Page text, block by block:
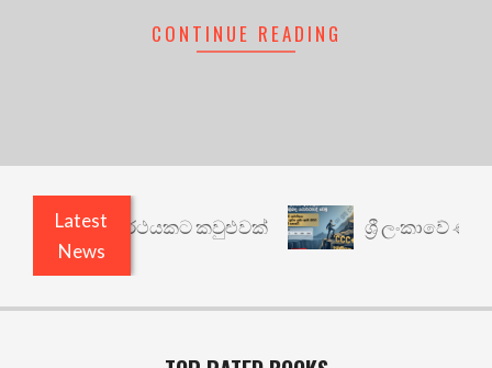
CONTINUE READING
Latest
News
වෙනත් යථාර්ථයකට කවුළුවක් ශ්‍රී ලංකාවේ ණය